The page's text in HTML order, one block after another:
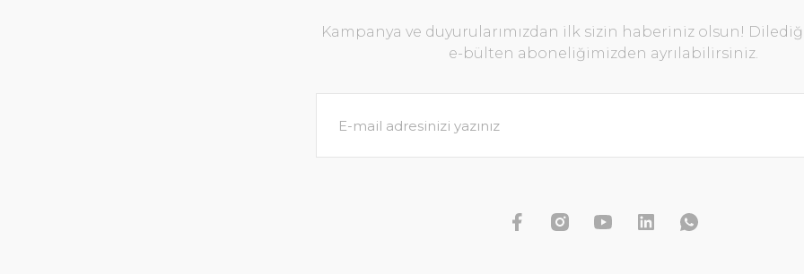
Kampanya ve duyurularımızdan ilk sizin haberiniz olsun!
e-bülten aboneliğimizden ayrılabilirsiniz.